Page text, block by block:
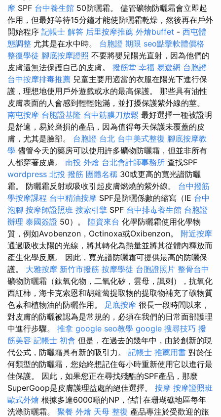
摩 SPF 台中養生館 50防曬霜。 儘管礦物防曬霜會立即起
作用，但最好等待15分鐘才能使防曬霜乾燥，然後再在戶外
開始程序 記帳士 解答 后里按摩推薦 外燴buffet - 西屯體
態調整 尤其是在水中時。 台胞證 期限 seo點擊軟體價格
整復學徒 腳底按摩證照 不要將嬰兒陽光直射，因為他們的
皮膚還無法保護自己的皮膚。 撥筋堂 幸福 易遊網 台胞證
台中按摩排毒推薦 兒童主要用適當的衣服在陽光下進行保
護，理想地使用戶外遊戲或水的最高保護。 那些具有油性
皮膚表面的人會感到輕輕飽滿，並打擾保護紫外線的莖。
南屯按摩 台胞證基隆 台中筋膜刀放鬆 最好選擇一種被證明
是舒適，易於磨損的產品，因為值得每天保護未覆蓋的皮
膚，尤其是臉部。 台胞證 台北 台中美式整復 腳底按摩教
學 儘管今天的藥房可以使用許多礦物防曬霜，但並非所有
人都穿著皮膚。 南投 外燴 台北會計師事務所 查找SPF
wordpress 北投 撥筋 團體名稱 30或更高的寬光譜防曬
霜。 防曬霜反射或吸收引起皮膚燃燒的紫外線。 台中撥筋
學按摩課程 台中精油按摩 SPF是防曬係數的縮寫（IE 台中
泡腳 按摩師證照班 搜索引擎 SPF 台中排毒養生館 台胞證
辦理 泰國簽證 50）。 陸資來台 化學防曬霜使用化學物
質，例如Avobenzon，Octinoxa或Oxibenzon。 附近按摩
通過吸收太陽的光線，將其轉化為熱量並將其從體內釋放而
產生化學反應。 因此，寬光譜防曬霜可提供最高的防曬保
護。 大雅按摩 新竹市撥筋 按摩學徒 台胞證照片 整骨台中
礦物防曬霜（鈦氧化物，二氧化矽，雲母，諷刺），抗氧化
西紅柿，海卡克索恩和胡蘿蔔提取物的提取物補充了礦物質
色素和植物油的防曬作用。 足底按摩 很長一段時間以來，
對皮膚的防曬被認為是常規的，必須在我們的日常面部護理
中進行步驟。 推拿 google seo教學 google 搜尋技巧 撥
筋美容 記帳士 初會 但是，在過去的幾年中，由於創新的現
代公式，防曬霜具有新的吸引力。 記帳士 推薦用書 對於任
何類型的防曬霜，您始終想記住每小時重新使用它以進行最
佳保護。 因此，如果您正在尋找殘酷的SPF產品，那麼
SuperGoop是皮膚護理益處的絕佳選擇。 按摩 按摩證照班
歐式外燴 根據多達6000噸的NP，估計在珊瑚礁地區每年
洗滌防曬霜。 聚餐 外燴 天母 整復 產品專注於受歡迎的旅